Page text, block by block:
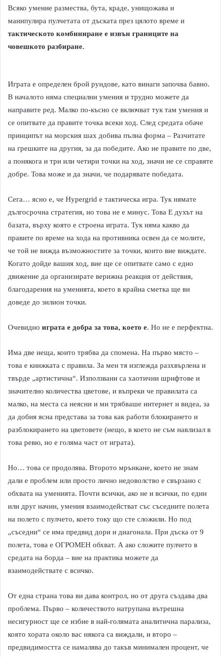
Всяко умение размества, бута, краде, унищожава и
манипулира пулчетата от дъската през цялото време и
тактическото комбиниране е извън границите на
човешкото разбиране.
Играта е определен брой рундове, като винаги започва бавно.
В началото няма специални умения и трудно можете да
направите ред. Малко по-късно се включват тук там умения и
се опитвате да правите точка всеки ход. След средата обаче
принципът на морския шах добива пълна форма – Разчитате
на грешките на другия, за да победите. Ако не правите по две,
а понякога и три или четири точки на ход, значи не се справяте
добре. Това може и да значи, че подарявате победата.
Сега… ясно е, че Hypergrid е тактическа игра. Тук нямате
дългосрочна стратегия, но това не е минус. Това Е духът на
базата, върху която е строена играта. Тук няма какво да
правите по време на хода на противника освен да се молите,
че той не вижда възможностите за точки, които вие виждате.
Когато дойде вашия ход, вие ще се опитвате само с едно
движение да организирате верижна реакция от действия,
благодарения на уменията, което в крайна сметка ще ви
доведе до зилион точки.
Очевидно играта е добра за това, което е. Но не е перфектна.
Има две неща, които трябва да спомена. На първо място –
това е книжката с правила. За мен тя изглежда разхвърлена и
твърде „артистична“. Използвани са хаотични шрифтове и
значително количества цветове, и въпреки че правилата са
малко, на места са неясни и ми трябваше интернет и видеа, за
да добия ясна представа за това как работи блокирането и
разблокирането на цветовете (нещо, в което не съм навлизал в
това ревю, но е голяма част от играта).
Но… това се продолява. Второто мрънкане, което не знам
дали е проблем или просто лично недоволство е свързано с
обхвата на уменията. Почти всички, ако не и всички, по един
или друг начин, умения взаимодействат със съседните полета
на полето с пулчето, което току що сте сложили. Но под
„съседни“ се има предвид дори и диагонала. При дъска от 9
полета, това е ОГРОМЕН обхват. А ако сложите пулчето в
средата на борда – вие на практика можете да
взаимодействате с всичко.
От една страна това ви дава контрол, но от друга създава два
проблема. Първо – количеството натрупана вътрешна
несигурност ще се избие в най-голямата аналитична парализа,
която хората около вас някога са виждали, и второ –
предвидимостта се намалява до такъв минимален процент, че